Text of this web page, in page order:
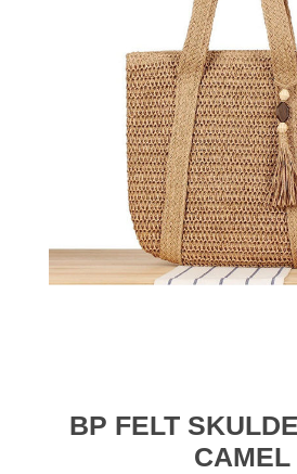
BP FELT
CAMEL